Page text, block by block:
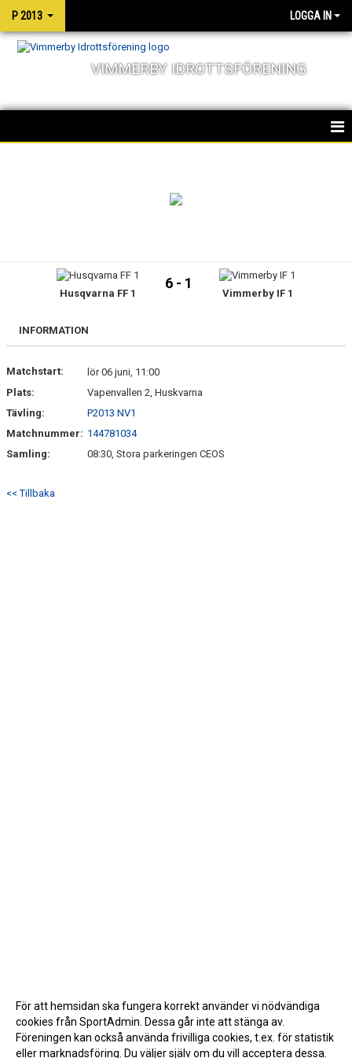
P 2013 LOGGA IN
VIMMERBY IDROTTSFÖRENING
Husqvarna FF 1
6 - 1
Vimmerby IF 1
INFORMATION
Matchstart:
lör 06 juni, 11:00
Plats:
Vapenvallen 2, Huskvarna
Tävling:
P2013 NV1
Matchnummer: 144781034
Samling:
08:30, Stora parkeringen CEOS
<< Tillbaka
För att hemsidan ska fungera korrekt använder vi nödvändiga
cookies från SportAdmin. Dessa går inte att stänga av.
Föreningen kan också använda frivilliga cookies, t.ex. för statistik
eller marknadsföring. Du väljer själv om du vill acceptera dessa.